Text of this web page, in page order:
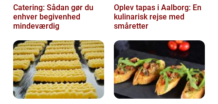
Catering: Sådan gør du
enhver begivenhed
mindeværdig
Oplev tapas i Aalborg: En
kulinarisk rejse med
småretter